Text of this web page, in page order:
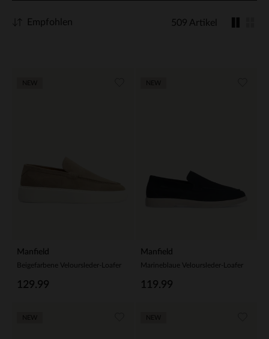
509 Artikel
Empfohlen
Manfield
Beigefarbene Veloursleder-Loafer
129.99
Manfield
Marineblaue Veloursleder-Loafer
119.99